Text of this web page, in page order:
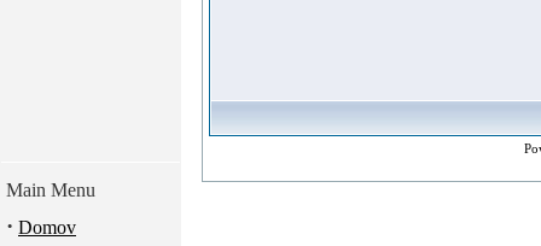
Main Menu
· Domov